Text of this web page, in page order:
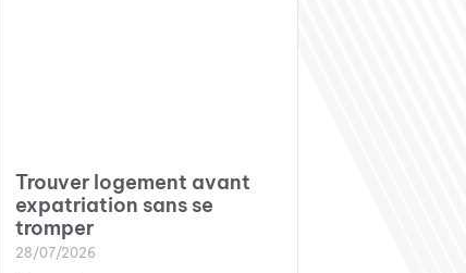
Trouver logement avant
expatriation sans se
tromper
28/07/2026